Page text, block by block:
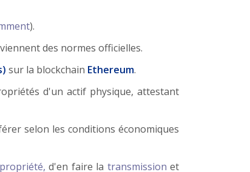
).
des normes officielles.
sur la blockchain Ethereum.
d'un actif physique, attestant
selon les conditions économiques
d'en faire la transmission et